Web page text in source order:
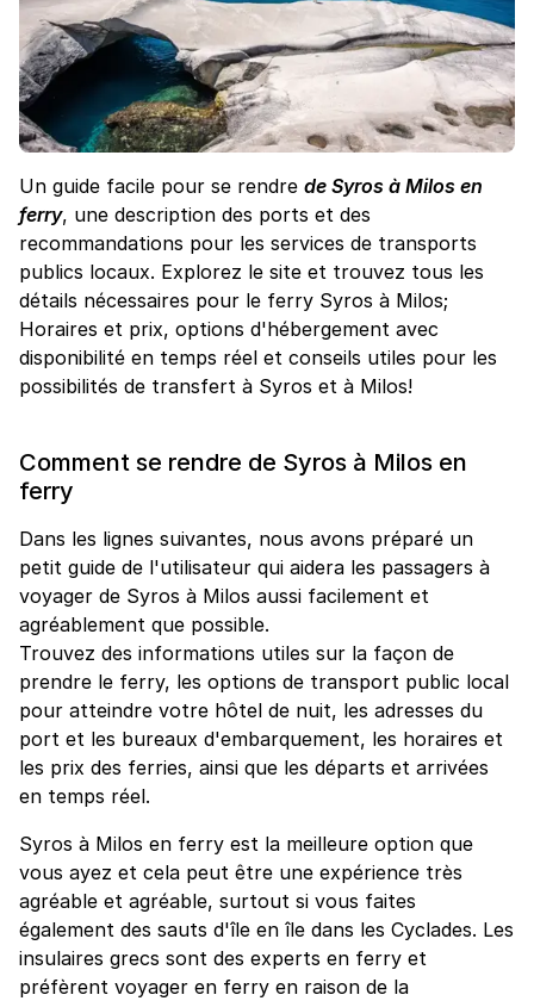
Un guide facile pour se rendre de Syros à Milos en
ferry, une description des ports et des
recommandations pour les services de transports
publics locaux. Explorez le site et trouvez tous les
détails nécessaires pour le ferry Syros à Milos;
Horaires et prix, options d'hébergement avec
disponibilité en temps réel et conseils utiles pour les
possibilités de transfert à Syros et à Milos!
Comment se rendre de Syros à Milos en
ferry
Dans les lignes suivantes, nous avons préparé un
petit guide de l'utilisateur qui aidera les passagers à
voyager de Syros à Milos aussi facilement et
agréablement que possible.
Trouvez des informations utiles sur la façon de
prendre le ferry, les options de transport public local
pour atteindre votre hôtel de nuit, les adresses du
port et les bureaux d'embarquement, les horaires et
les prix des ferries, ainsi que les départs et arrivées
en temps réel.
Syros à Milos en ferry est la meilleure option que
vous ayez et cela peut être une expérience très
agréable et agréable, surtout si vous faites
également des sauts d'île en île dans les Cyclades. Les
insulaires grecs sont des experts en ferry et
préfèrent voyager en ferry en raison de la